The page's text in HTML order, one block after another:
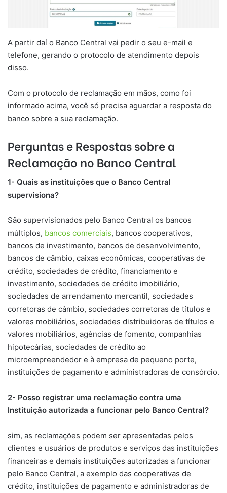
A partir daí o Banco Central vai pedir o seu e-mail e
telefone, gerando o protocolo de atendimento depois
disso.
Com o protocolo de reclamação em mãos, como foi
informado acima, você só precisa aguardar a resposta do
banco sobre a sua reclamação.
Perguntas e Respostas sobre a
Reclamação no Banco Central
1- Quais as instituições que o Banco Central
supervisiona?
​São supervisionados pelo Banco Central os bancos
múltiplos, bancos comerciais, bancos cooperativos,
bancos de investimento, bancos de desenvolvimento,
bancos de câmbio, caixas econômicas, cooperativas de
crédito, sociedades de crédito, financiamento e
investimento, sociedades de crédito imobiliário,
sociedades de arrendamento mercantil, sociedades
corretoras de câmbio, sociedades corretoras de títulos e
valores mobiliários, sociedades distribuidoras de títulos e
valores mobiliários, agências de fomento, companhias
hipotecárias, sociedades de crédito ao
microempreendedor e à empresa de pequeno porte,
instituições de pagamento e administradoras de consórcio.
2- Posso registrar uma reclamação contra uma
Instituição autorizada a funcionar pelo Banco Central?
sim, as reclamações podem ser apresentadas pelos
clientes e usuários de produtos e serviços das instituições
financeiras e demais instituições autorizadas a funcionar
pelo Banco Central, a exemplo das cooperativas de
crédito, instituições de pagamento e administradoras de